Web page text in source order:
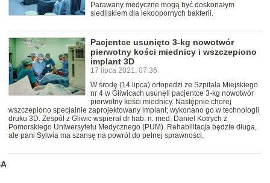
Parawany medyczne mogą być doskonałym
siedliskiem dla lekoopornych bakterii.
Pacjentce usunięto 3-kg nowotwór
pierwotny kości miednicy i wszczepiono
implant 3D
17 lipca 2021, 07:36
W środę (14 lipca) ortopedzi ze Szpitala Miejskiego
nr 4 w Gliwicach usunęli pacjentce 3-kg nowotwór
pierwotny kości miednicy. Następnie chorej
wszczepiono specjalnie zaprojektowany implant; wykonano go w technologii
druku 3D. Zespół z Gliwic wspierał dr hab. n. med. Daniel Kotrych z
Pomorskiego Uniwersytetu Medycznego (PUM). Rehabilitacja będzie długa,
ale pani Sylwia ma szansę na powrót do pełnej sprawności.